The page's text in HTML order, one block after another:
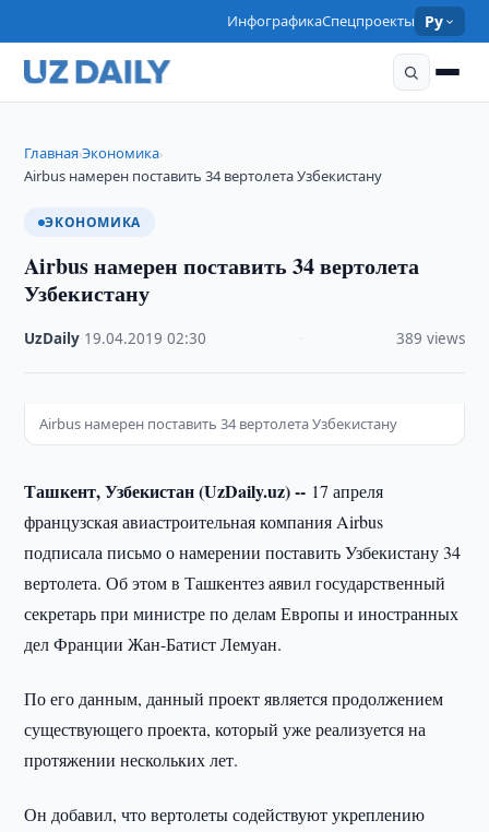
ИнфографикаСпецпроекты Ру
Главная›Экономика›
Airbus намерен поставить 34 вертолета Узбекистану
ЭКОНОМИКА
Airbus намерен поставить 34 вертолета
Узбекистану
UzDaily 19.04.2019 ·02:30 389 views
Airbus намерен поставить 34 вертолета Узбекистану
Ташкент, Узбекистан (UzDaily.uz) -- 17 апреля
французская авиастроительная компания Airbus
подписала письмо о намерении поставить Узбекистану 34
вертолета. Об этом в Ташкентез аявил государственный
секретарь при министре по делам Европы и иностранных
дел Франции Жан-Батист Лемуан.
По его данным, данный проект является продолжением
существующего проекта, который уже реализуется на
протяжении нескольких лет.
Он добавил, что вертолеты содействуют укреплению